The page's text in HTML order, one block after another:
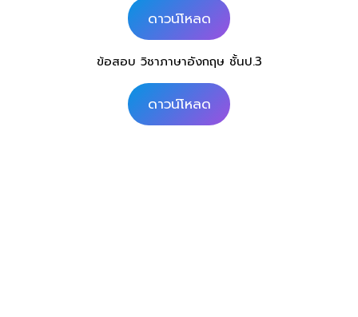
ดาวน์โหลด
ข้อสอบ วิชาภาษาอังกฤษ ชั้นป.3
ดาวน์โหลด